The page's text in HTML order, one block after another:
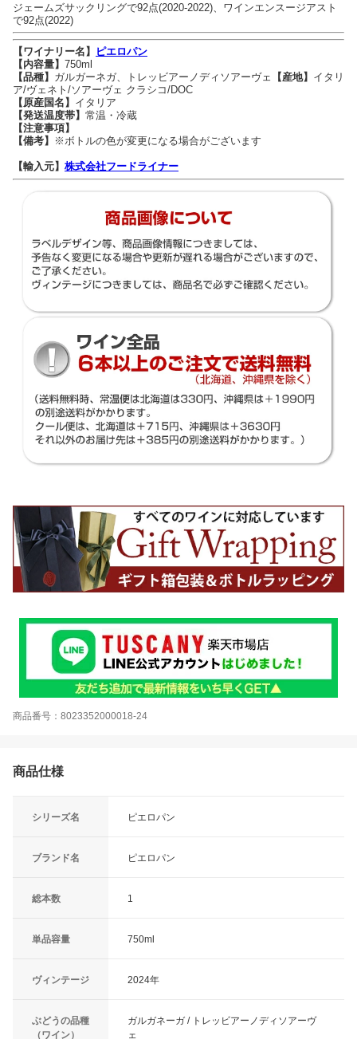
ジェームズサックリングで92点(2020-2022)、ワインエンスージアスト
で92点(2022)
【ワイナリー名】
ピエロパン
【内容量】 750ml
【品種】 ガルガーネガ、トレッビアーノディソアーヴェ 【産地】 イタリ
ア/ヴェネト/ソアーヴェ クラシコ/DOC
【原産国名】 イタリア
【発送温度帯】 常温・冷蔵
【注意事項】
【備考】
※ボトルの色が変更になる場合がございます
【輸入元】 株式会社フードライナー
商品番号：8023352000018-24
商品仕様
シリーズ名 ピエロパン
ブランド名 ピエロパン
総本数 1
単品容量 750ml
ヴィンテージ 2024年
ぶどうの品種
（ワイン）
ガルガネーガ / トレッビアーノディソアーヴ
ェ